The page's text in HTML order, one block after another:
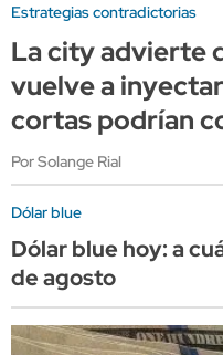
Estrategias contradictorias
La city advierte
vuelve a
cortas podrían
Por Solange Rial
Dólar blue
Dólar blue hoy: a
de agosto